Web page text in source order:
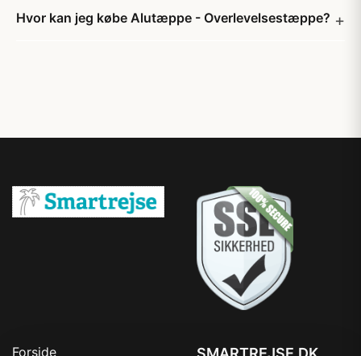
Hvor kan jeg købe Alutæppe - Overlevelsestæppe?
Forside